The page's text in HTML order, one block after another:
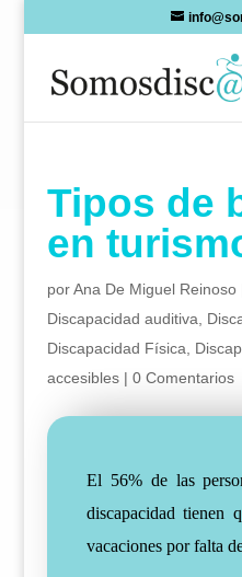
Tipos de
en
porAna De Miguel Reinoso
Discapacidad auditiva
Discapacidad Física
accesibles| 0 Comentarios
El 56% de las
discapacidad tienen
vacaciones por falta